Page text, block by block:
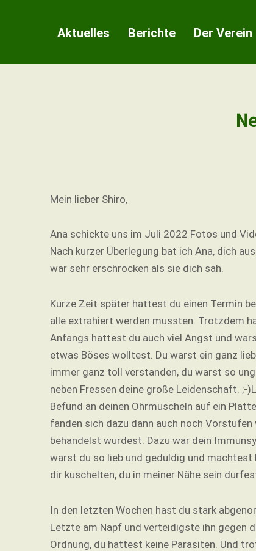
Aktuelles Berichte Der Verein
Mein lieber Shiro,
Ana schickte uns im Juli 2022 Fotos und
Nach kurzer Überlegung bat ich Ana, dich
war sehr erschrocken als sie dich sah.
Kurze Zeit später hattest du einen Termin
alle extrahiert werden mussten. Trotzdem
Anfangs hattest du auch viel Angst und
etwas Böses wolltest. Du warst ein ganz
immer ganz toll verstanden, du warst so
neben Fressen deine große Leidenschaft.
Befund an deinen Ohrmuscheln auf ein
fanden sich dazu dann auch noch
behandelst wurdest. Dazu war dein
warst du so lieb und geduldig und
dir kuschelten, du in meiner Nähe sein
In den letzten Wochen hast du stark
Letzte am Napf und verteidigste ihn gegen
Ordnung, du hattest keine Parasiten. Und